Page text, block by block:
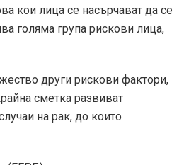
кои лица се насърчават да се
голяма група рискови лица,
други рискови фактори,
сметка развиват
на рак, до които